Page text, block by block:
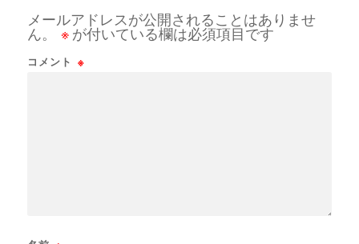
メールアドレスが公開されることはありませ
ん。
※ が付いている欄は必須項目です
コメント ※